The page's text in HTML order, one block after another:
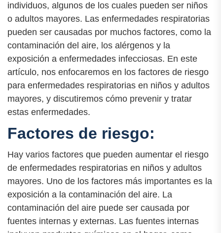
individuos, algunos de los cuales pueden ser niños
o adultos mayores. Las enfermedades respiratorias
pueden ser causadas por muchos factores, como la
contaminación del aire, los alérgenos y la
exposición a enfermedades infecciosas. En este
artículo, nos enfocaremos en los factores de riesgo
para enfermedades respiratorias en niños y adultos
mayores, y discutiremos cómo prevenir y tratar
estas enfermedades.
Factores de riesgo:
Hay varios factores que pueden aumentar el riesgo
de enfermedades respiratorias en niños y adultos
mayores. Uno de los factores más importantes es la
exposición a la contaminación del aire. La
contaminación del aire puede ser causada por
fuentes internas y externas. Las fuentes internas